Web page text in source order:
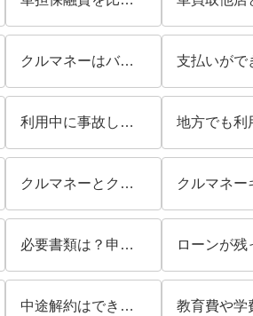
クルマネーはバレる？
利用中に事故したらどうなる？
クルマネーとクルマネーキャッシュの違いは？比較解説
必要書類は？申し込みから契約までに準備する書類を解説
中途解約はできる？違約金や契約前に確認したいポイントを解説